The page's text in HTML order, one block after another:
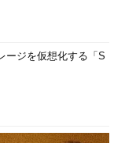
ージを仮想化する「S